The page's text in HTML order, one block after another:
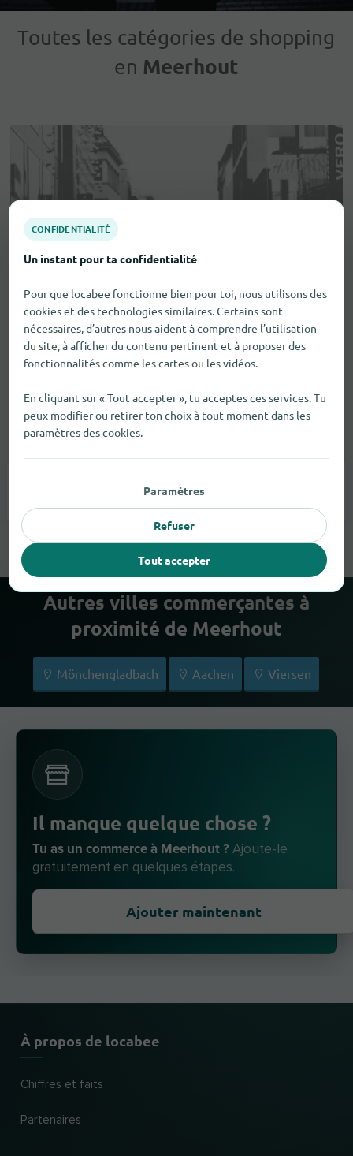
Toutes les catégories de shopping
en Meerhout
Aides visuelles et auditives
Autres villes commerçantes à
proximité de Meerhout
Mönchengladbach Aachen Viersen
Il manque quelque chose ?
Tu as un commerce à Meerhout ? Ajoute-le
gratuitement en quelques étapes.
Ajouter maintenant
À propos de locabee
Chiffres et faits
Partenaires
CONFIDENTIALITÉ
Un instant pour ta confidentialité
Pour que locabee fonctionne bien pour toi, nous utilisons des
cookies et des technologies similaires. Certains sont
nécessaires, d’autres nous aident à comprendre l’utilisation
du site, à afficher du contenu pertinent et à proposer des
fonctionnalités comme les cartes ou les vidéos.
En cliquant sur « Tout accepter », tu acceptes ces services. Tu
peux modifier ou retirer ton choix à tout moment dans les
paramètres des cookies.
Paramètres
Refuser
Tout accepter